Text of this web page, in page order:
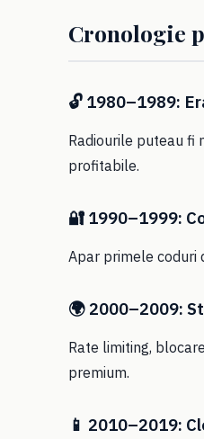
Cronologie
🔓 1980–1989:
Radiourile puteau fi
profitabile.
🔐 1990–1999:
Apar primele coduri
🌍 2000–2009:
Rate limiting,
premium.
📱 2010–2019: